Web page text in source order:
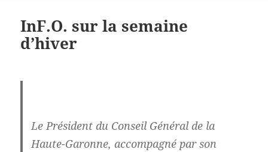
InF.O. sur la semaine
d’hiver
Le Président du Conseil Général de la
Haute-Garonne, accompagné par son